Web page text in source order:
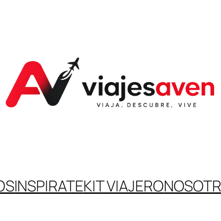
INSPIRATEKIT VIAJERO